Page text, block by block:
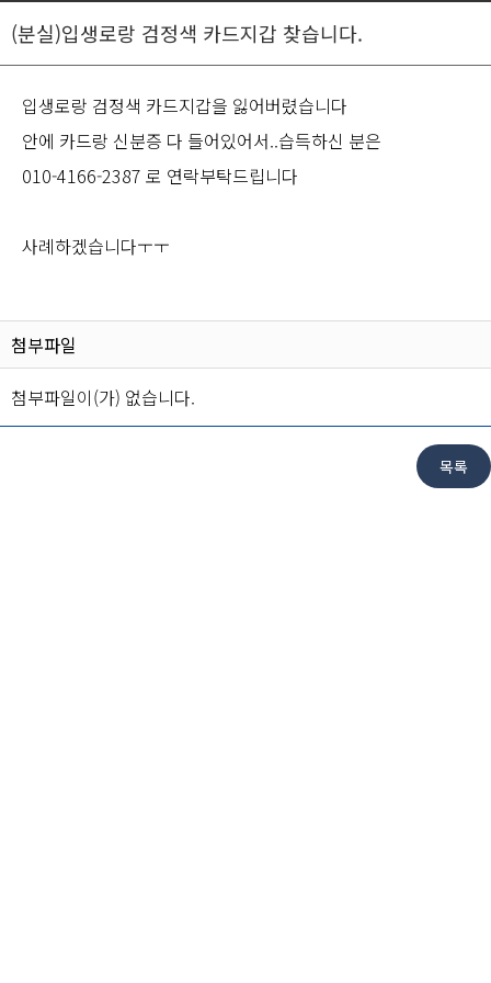
(분실)입생로랑 검정색 카드지갑 찾습니다.
입생로랑 검정색 카드지갑을 잃어버렸습니다
안에 카드랑 신분증 다 들어있어서..습득하신 분은
010-4166-2387 로 연락부탁드립니다
사례하겠습니다ㅜㅜ
첨부파일
첨부파일이(가) 없습니다.